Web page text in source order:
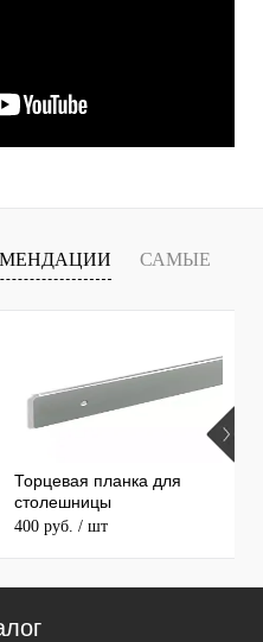
САМЫЕ
ТОВАРЫ
Торцевая планка для
столешницы
400 руб. / шт